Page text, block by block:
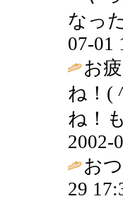
なっ
07-01
お
ね！(
ね！
2002-
お
29